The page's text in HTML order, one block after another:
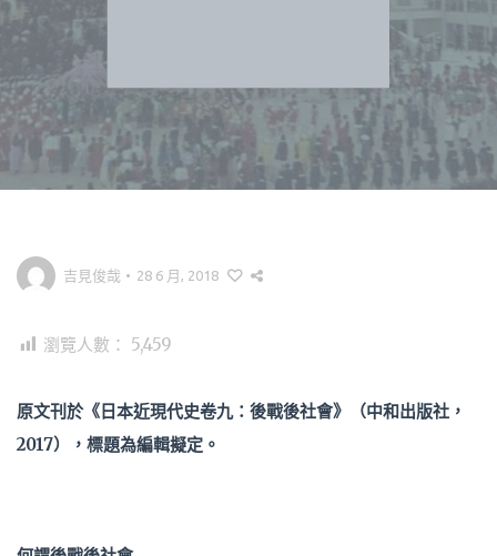
吉見俊哉 • 28 6 月, 2018
瀏覽人數： 5,459
原文刊於《日本近現代史卷九：後戰後社會》（中和出版社，
2017），標題為編輯擬定。